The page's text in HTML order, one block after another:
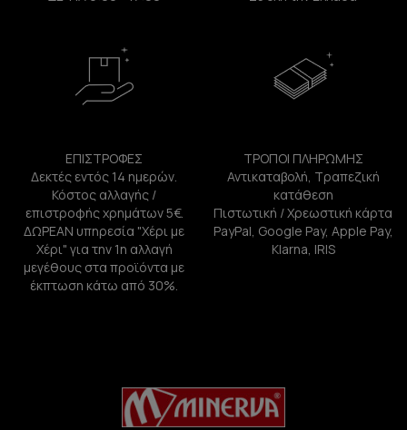
ΕΠΙΣΤΡΟΦΕΣ
Δεκτές εντός 14 ημερών.
Κόστος αλλαγής /
επιστροφής χρημάτων 5€.
ΔΩΡΕΑΝ υπηρεσία "Χέρι με
Χέρι" για την 1η αλλαγή
μεγέθους στα προϊόντα με
έκπτωση κάτω από 30%.
ΤΡΟΠΟΙ ΠΛΗΡΩΜΗΣ
Αντικαταβολή, Τραπεζική
κατάθεση
Πιστωτική / Χρεωστική κάρτα
PayPal, Google Pay, Apple Pay,
Klarna, IRIS